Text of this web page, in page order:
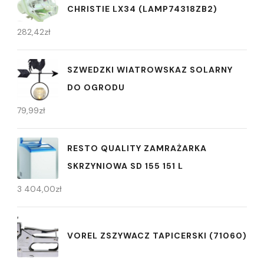
CHRISTIE LX34 (LAMP74318ZB2)
282,42zł
SZWEDZKI WIATROWSKAZ SOLARNY
DO OGRODU
79,99zł
RESTO QUALITY ZAMRAŻARKA
SKRZYNIOWA SD 155 151 L
3 404,00zł
VOREL ZSZYWACZ TAPICERSKI (71060)